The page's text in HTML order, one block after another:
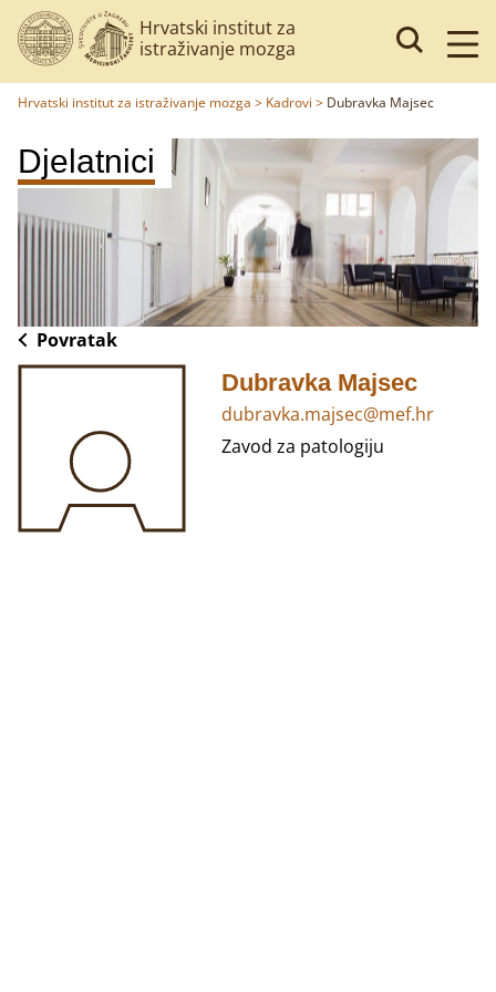
Hrvatski institut za
istraživanje mozga
Hrvatski institut za istraživanje mozga > Kadrovi > Dubravka Majsec
Djelatnici
Povratak
Dubravka Majsec
dubravka.majsec@mef.hr
Zavod za patologiju